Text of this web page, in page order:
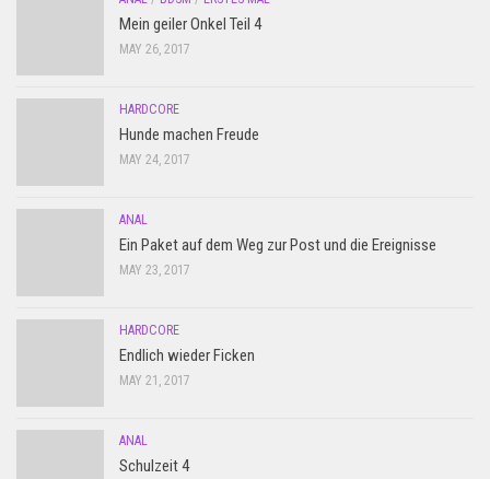
Mein geiler Onkel Teil 4
MAY 26, 2017
HARDCORE
Hunde machen Freude
MAY 24, 2017
ANAL
Ein Paket auf dem Weg zur Post und die Ereignisse
MAY 23, 2017
HARDCORE
Endlich wieder Ficken
MAY 21, 2017
ANAL
Schulzeit 4